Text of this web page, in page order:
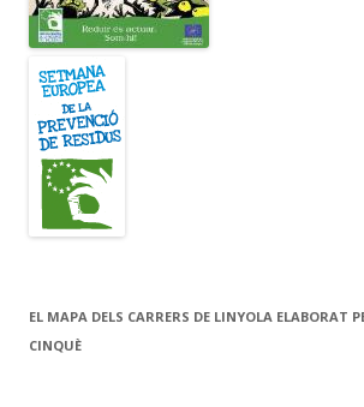
EL MAPA DELS CARRERS DE LINYOLA ELABORAT
CINQUÈ